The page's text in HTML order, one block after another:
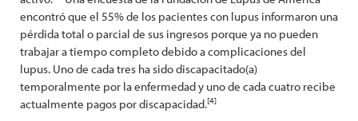
encontró que el 55% de los pacientes con lupus informaron una
pérdida total o parcial de sus ingresos porque ya no pueden
trabajar a tiempo completo debido a complicaciones del
lupus. Uno de cada tres ha sido discapacitado(a)
temporalmente por la enfermedad y uno de cada cuatro recibe
actualmente pagos por discapacidad.[4]